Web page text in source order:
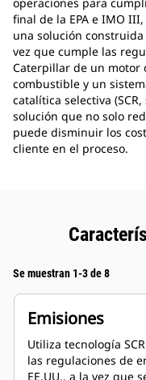
operaciones para
final de la EPA e IMO
una solución
vez que cumple las
Caterpillar de un motor
combustible y un
catalítica selectiva
solución que no solo
puede disminuir los
cliente en el proceso.
Se muestran 1-3 de 8
Emisiones
Utiliza tecnología
las regulaciones de
EE.UU., a la vez que